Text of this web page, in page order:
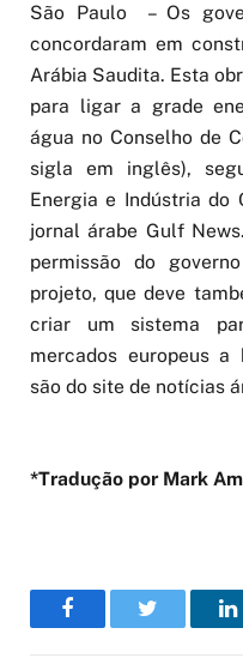
São Paulo – Os
concordaram em
Arábia Saudita. Esta
para ligar a grade
água no Conselho de
sigla em inglês),
Energia e Indústria do
jornal árabe Gulf
permissão do
projeto, que deve
criar um sistema
mercados europeus
são do site de notícias
*Tradução por Mark
FacebookTwitter